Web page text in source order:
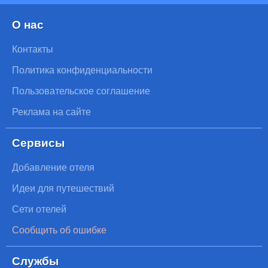
О нас
Контакты
Политика конфиденциальности
Пользовательское соглашение
Реклама на сайте
Сервисы
Добавление отеля
Идеи для путешествий
Сети отелей
Сообщить об ошибке
Службы